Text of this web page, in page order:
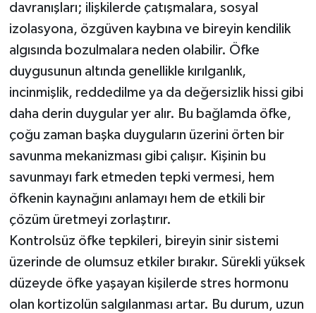
davranışları; ilişkilerde çatışmalara, sosyal
izolasyona, özgüven kaybına ve bireyin kendilik
algısında bozulmalara neden olabilir. Öfke
duygusunun altında genellikle kırılganlık,
incinmişlik, reddedilme ya da değersizlik hissi gibi
daha derin duygular yer alır. Bu bağlamda öfke,
çoğu zaman başka duyguların üzerini örten bir
savunma mekanizması gibi çalışır. Kişinin bu
savunmayı fark etmeden tepki vermesi, hem
öfkenin kaynağını anlamayı hem de etkili bir
çözüm üretmeyi zorlaştırır.
Kontrolsüz öfke tepkileri, bireyin sinir sistemi
üzerinde de olumsuz etkiler bırakır. Sürekli yüksek
düzeyde öfke yaşayan kişilerde stres hormonu
olan kortizolün salgılanması artar. Bu durum, uzun